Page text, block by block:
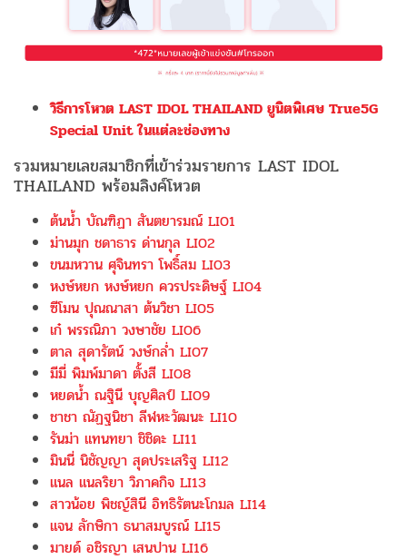
วิธีการโหวต LAST IDOL THAILAND ยูนิตพิเศษ True5G
Special Unit ในแต่ละช่องทาง
รวมหมายเลขสมาชิกที่เข้าร่วมรายการ LAST IDOL
THAILAND พร้อมลิงค์โหวต
ต้นน้ำ บัณฑิฏา สันตยารมณ์ LI01
ม่านมุก ชดาธาร ด่านกุล LI02
ขนมหวาน ศุจินทรา โพธิ์สม LI03
หงษ์หยก หงษ์หยก ควรประดิษฐ์ LI04
ซีโมน ปุณณาสา ต้นวิชา LI05
เก๋ พรรณิภา วงษาชัย LI06
ตาล สุดารัตน์ วงษ์กล่ำ LI07
มีมี่ พิมพ์มาดา ตั้งสี LI08
หยดน้ำ ณฐินี บุญศิลป์ LI09
ชาชา ณัฏฐนิชา ลีฬหะวัฒนะ LI10
รันม่า แทนทยา ชิชิดะ LI11
มินนี่ นิชัญญา สุดประเสริฐ LI12
แนล แนลริยา วิภาคกิจ LI13
สาวน้อย พิชญ์สินี อิทธิรัตนะโกมล LI14
แจน ลักษิกา ธนาสมบูรณ์ LI15
มายด์ อชิรญา เสนปาน LI16